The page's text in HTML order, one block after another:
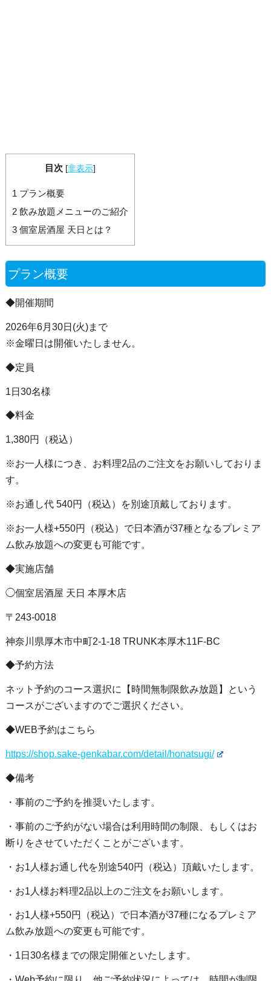
目次 [非表示]
1 プラン概要
2飲み放題メニューのご紹介
3個室居酒屋 天日とは？
プラン概要
◆開催期間
2026年6月30日(火)まで
※金曜日は開催いたしません。
◆定員
1日30名様
◆料金
1,380円（税込）
※お一人様につき、お料理2品のご注文をお願いしておりま
す。
※お通し代 540円（税込）を別途頂戴しております。
※お一人様+550円（税込）で日本酒が37種となるプレミア
ム飲み放題への変更も可能です。
◆実施店舗
◯個室居酒屋 天日 本厚木店
〒243-0018
神奈川県厚木市中町2-1-18 TRUNK本厚木11F-BC
◆予約方法
ネット予約のコース選択に【時間無制限飲み放題】という
コースがございますのでご選択ください。
◆WEB予約はこちら
https://shop.sake-genkabar.com/detail/honatsugi/
◆備考
・事前のご予約を推奨いたします。
・事前のご予約がない場合は利用時間の制限、もしくはお
断りをさせていただくことがございます。
・お1人様お通し代を別途540円（税込）頂戴いたします。
・お1人様お料理2品以上のご注文をお願いします。
・お1人様+550円（税込）で日本酒が37種になるプレミア
ム飲み放題への変更も可能です。
・1日30名様までの限定開催といたします。